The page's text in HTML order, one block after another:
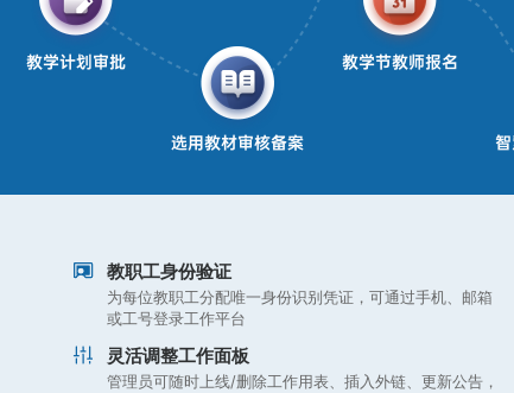
教职工身份验证
为每位教职工分配唯一身份识别凭证，可通过手机、邮箱
或工号登录工作平台
灵活调整工作面板
管理员可随时上线/删除工作用表、插入外链、更新公告，